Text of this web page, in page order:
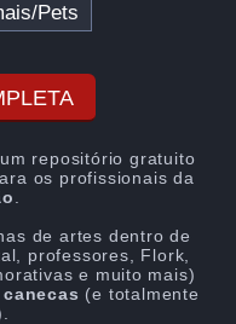
Pets
repositório gratuito
os profissionais da
de artes dentro de
professores, Flork,
e muito mais)
canecas (e totalmente